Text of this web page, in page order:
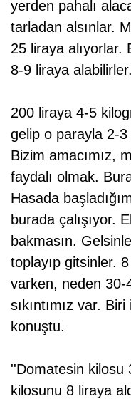
yerden pahalı
tarladan alsınlar.
25 liraya alıyorlar.
8-9 liraya alabilirler.
200 liraya 4-5
gelip o parayla 2-
Bizim amacımız,
faydalı olmak.
Hasada
burada çalışıyor.
bakmasın.
toplayıp gitsinler.
varken, neden 30-
sıkıntımız var.
konuştu.
''Domatesin kilosu
kilosunu 8 liraya